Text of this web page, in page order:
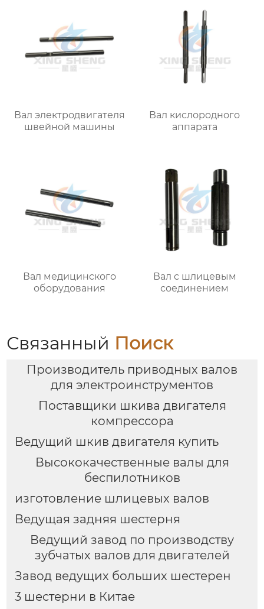
Вал электродвигателя
швейной машины
Вал кислородного
аппарата
Вал медицинского
оборудования
Вал с шлицевым
соединением
Связанный Поиск
Производитель приводных валов
для электроинструментов
Поставщики шкива двигателя
компрессора
Ведущий шкив двигателя купить
Высококачественные валы для
беспилотников
изготовление шлицевых валов
Ведущая задняя шестерня
Ведущий завод по производству
зубчатых валов для двигателей
Завод ведущих больших шестерен
3 шестерни в Китае